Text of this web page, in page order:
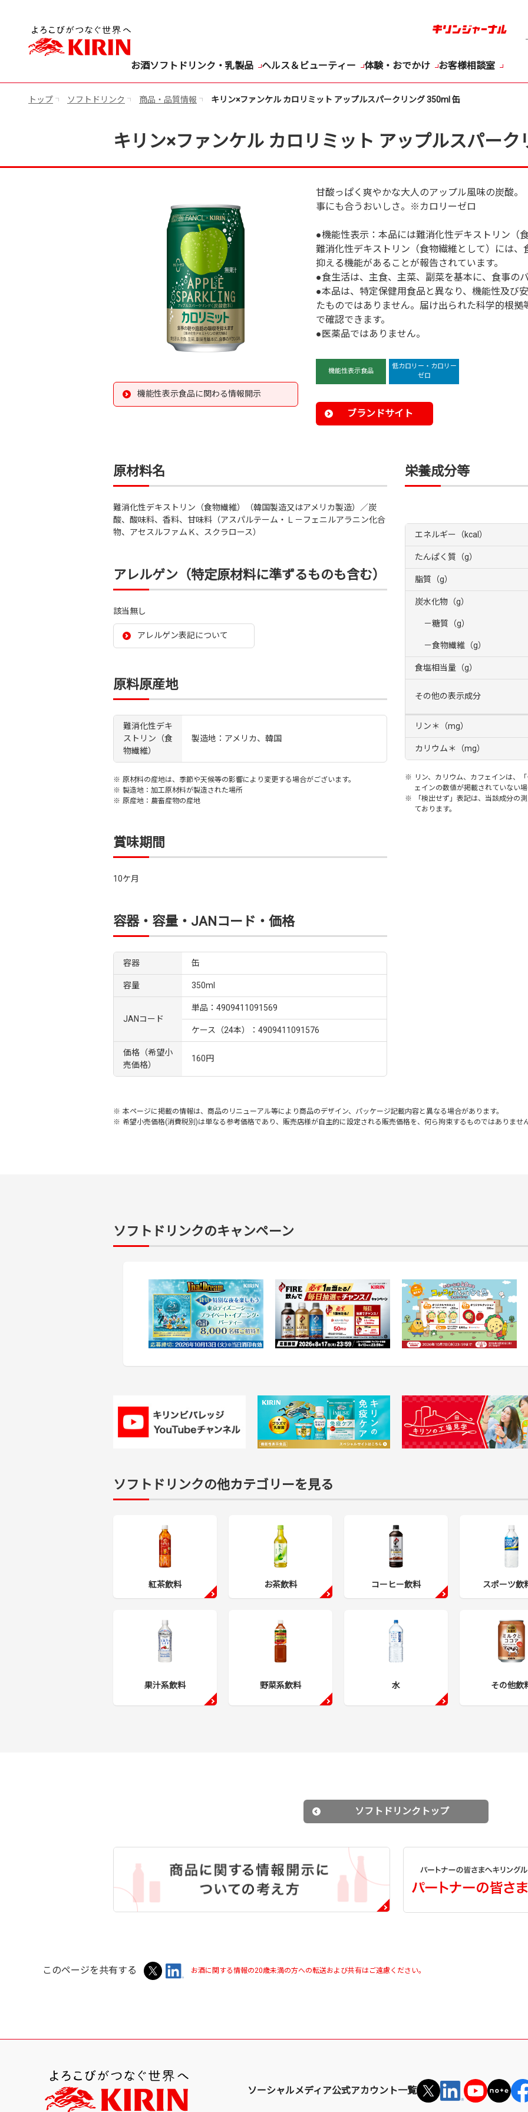
お酒ソフトドリンク・乳製品 ヘルス＆ビューティー 体験・おでかけ お客様相談室
トップ ソフトドリンク 商品・品質情報 キリン×ファンケル カロリミット アップルスパークリング 350ml 缶
キリン×ファンケル カロリミット アップルスパーク
甘酸っぱく爽やかな大人のアップル風味の炭酸
事にも合うおいしさ。※カロリーゼロ
●機能性表示：本品には難消化性デキストリン（
難消化性デキストリン（食物繊維として）には
抑える機能があることが報告されています。
●食生活は、主食、主菜、副菜を基本に、食事の
●本品は、特定保健用食品と異なり、機能性及び
たものではありません。届け出られた科学的根
で確認できます。
●医薬品ではありません。
機能性表示食品
低カロリー・カロリー
ゼロ
ブランドサイト
機能性表示食品に関わる情報開示
原材料名
難消化性デキストリン（食物繊維）（韓国製造又はアメリカ製造）／炭
酸、酸味料、香料、甘味料（アスパルテーム・Ｌ－フェニルアラニン化合
物、アセスルファムＫ、スクラロース）
アレルゲン（特定原材料に準ずるものも含む）
該当無し
アレルゲン表記について
原料原産地
難消化性デキ
ストリン（食
物繊維）
製造地：アメリカ、韓国
※ 原材料の産地は、季節や天候等の影響により変更する場合がございます。
※ 製造地：加工原材料が製造された場所
※ 原産地：農畜産物の産地
賞味期間
10ケ月
容器・容量・JANコード・価格
容器 缶
容量 350ml
JANコード
単品：4909411091569
ケース（24本）：4909411091576
価格（希望小
売価格）
160円
栄養成分等
エネルギー（kcal）
たんぱく質（g）
脂質（g）
炭水化物（g）
－糖質（g）
－食物繊維（g）
食塩相当量（g）
その他の表示成分
リン＊（mg）
カリウム＊（mg）
※ リン、カリウム、カフェインは、
ェインの数値が掲載されていない
※
「検出せず」表記は、当該成分の
ております。
※ 本ページに掲載の情報は、商品のリニューアル等により商品のデザイン、パッケージ記載内容と異なる場合があります。
※ 希望小売価格(消費税別)は単なる参考価格であり、販売店様が自主的に設定される販売価格を、何ら拘束するものではありませ
ソフトドリンクのキャンペーン
ソフトドリンクの他カテゴリーを見る
紅茶飲料 お茶飲料 コーヒー飲料 スポーツ飲
果汁系飲料 野菜系飲料 水 その他飲
ソフトドリンクトップ
このページを共有する お酒に関する情報の20歳未満の方への転送および共有はご遠慮ください。
ソーシャルメディア公式アカウント一覧